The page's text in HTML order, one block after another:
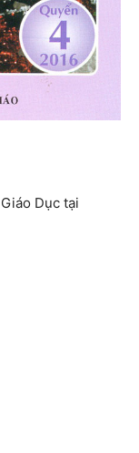
Dục tại